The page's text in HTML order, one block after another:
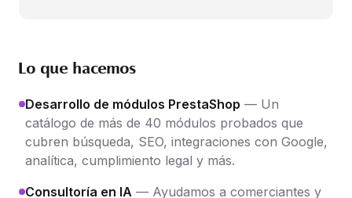
Lo que hacemos
Desarrollo de módulos PrestaShop — Un
catálogo de más de 40 módulos probados que
cubren búsqueda, SEO, integraciones con Google,
analítica, cumplimiento legal y más.
Consultoría en IA — Ayudamos a comerciantes y